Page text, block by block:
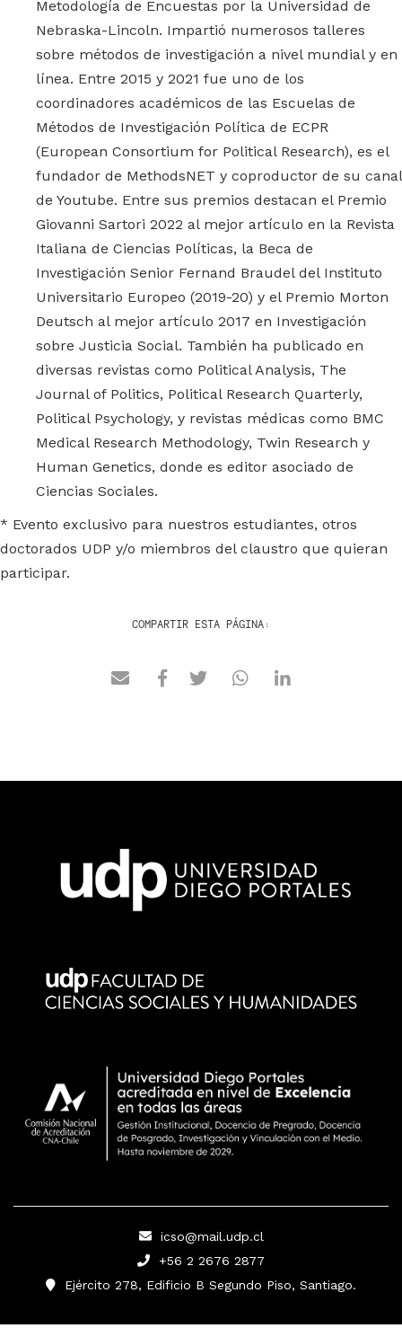
Metodología de Encuestas por la Universidad de
Nebraska-Lincoln. Impartió numerosos talleres
sobre métodos de investigación a nivel mundial y en
línea. Entre 2015 y 2021 fue uno de los
coordinadores académicos de las Escuelas de
Métodos de Investigación Política de ECPR
(European Consortium for Political Research), es el
fundador de MethodsNET y coproductor de su canal
de Youtube. Entre sus premios destacan el Premio
Giovanni Sartori 2022 al mejor artículo en la Revista
Italiana de Ciencias Políticas, la Beca de
Investigación Senior Fernand Braudel del Instituto
Universitario Europeo (2019-20) y el Premio Morton
Deutsch al mejor artículo 2017 en Investigación
sobre Justicia Social. También ha publicado en
diversas revistas como Political Analysis, The
Journal of Politics, Political Research Quarterly,
Political Psychology, y revistas médicas como BMC
Medical Research Methodology, Twin Research y
Human Genetics, donde es editor asociado de
Ciencias Sociales.
* Evento exclusivo para nuestros estudiantes, otros
doctorados UDP y/o miembros del claustro que quieran
participar.
COMPARTIR ESTA PÁGINA:
icso@mail.udp.cl
+56 2 2676 2877
Ejército 278, Edificio B Segundo Piso, Santiago.